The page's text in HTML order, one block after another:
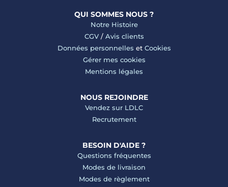
QUI SOMMES NOUS ?
Notre Histoire
CGV/ Avis clients
Données personnelles et Cookies
Gérer mes cookies
Mentions légales
NOUS REJOINDRE
Vendez sur LDLC
Recrutement
BESOIN D'AIDE ?
Questions fréquentes
Modes de livraison
Modes de règlement